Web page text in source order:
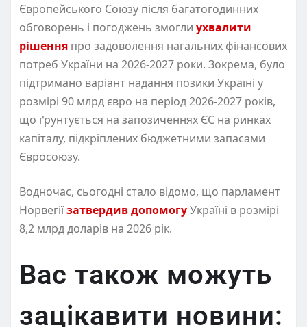
Європейського Союзу після багатогодинних
обговорень і погоджень змогли ухвалити
рішення про задоволення нагальних фінансових
потреб України на 2026-2027 роки. Зокрема, було
підтримано варіант надання позики Україні у
розмірі 90 млрд євро на період 2026-2027 років,
що ґрунтується на запозиченнях ЄС на ринках
капіталу, підкріплених бюджетними запасами
Євросоюзу.
Водночас, сьогодні стало відомо, що парламент
Норвегіїзатвердив допомогуУкраїні в розмірі
8,2 млрд доларів на 2026 рік.
Вас також можуть
зацікавити новини: